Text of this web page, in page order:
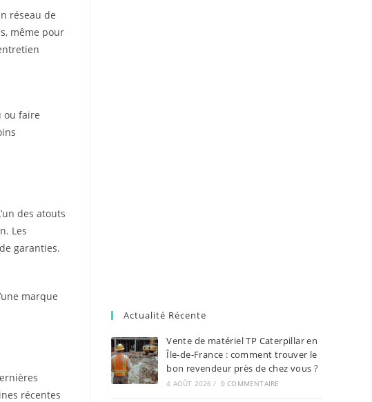
réseau de
même pour
ou faire
des atouts
Les
garanties.
marque
récentes
Actualité Récente
Vente de matériel TP Caterpillar en
Île-de-France : comment trouver le
bon revendeur près de chez vous ?
4 AOÛT 2026 / 0 COMMENTAIRE